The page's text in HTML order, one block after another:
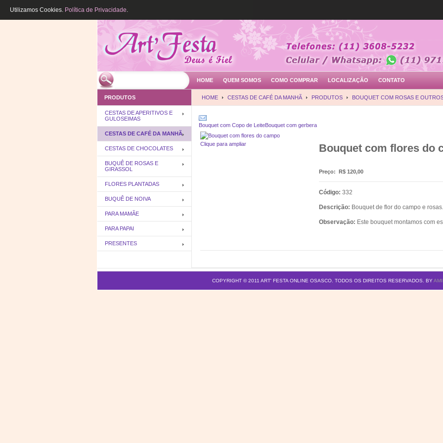
HOME QUEM SOMOS COMO COMPRAR LOCALIZAÇÃO CONTATO
HOME CESTAS DE CAFÉ DA MANHÃ PRODUTOS BOUQUET COM ROSAS E
Bouquet com Copo de LeiteBouquet com gerbera
Clique para ampliar Bouquet com flores do
Preço: R$ 120,00
Código: 332
Descrição: Bouquet de flor do campo e rosas.
Observação: Este bouquet montamos com
PRODUTOS
CESTAS DE APERITIVOS E
GULOSEIMAS
CESTAS DE CAFÉ DA MANHÃ
CESTAS DE CHOCOLATES
BUQUÊ DE ROSAS E
GIRASSOL
FLORES PLANTADAS
BUQUÊ DE NOIVA
PARA MAMÃE
PARA PAPAI
PRESENTES
COPYRIGHT © 2011 ART' FESTA ONLINE OSASCO . TODOS OS DIREITOS RESERVADOS. BY
Utilizamos Cookies. Política de Privacidade.